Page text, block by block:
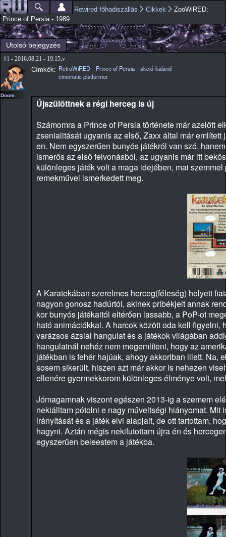
Ugrás a
Főmenü
Jelenlegi hely
Rewired főhadiszállás Cikkek
ZooWiRED:
Prince of Persia - 1989
Utolsó bejegyzés
#1 - 2016.08.21 - 19:15,v
Doom
Címkék: RetroWiRED Prince of Persia
akció-kaland
cinematic platformer
Újszülöttnek a régi herceg is új
Számomra a Prince of Persia története már azelőtt
zsenialitását ugyanis az első, Zaxx által már
en. Nem egyszerűen bunyós játékról van szó,
ismerős az első felvonásból, az ugyanis már itt
különleges játék volt a maga idejében, mai
remekművel ismerkedett meg.
A Karatekában szerelmes herceg(féleség) helyett
nagyon gonosz hadúrtól, akinek pribékjeit annak
kor bunyós játékaitól eltérően lassabb, a PoP-ot
ható animációkkal. A harcok között oda kell
varázsos ázsiai hangulat és a játékok világában
hangulatnál nehéz nem megemlíteni, hogy az
játékban is fehér hajúak, ahogy akkoriban illett. Na,
sosem sikerült, hiszen azt már akkor is nehezen
ellenére gyermekkorom különleges élménye volt,
Jómagamnak viszont egészen 2013-ig a szemem
nekiálltam pótolni e nagy műveltségi hiányomat.
irányítását és a játék elvi alapjait, de ott tartottam,
hagyni. Aztán mégis nekifutottam újra én és
egyszerűen beleestem a játékba.